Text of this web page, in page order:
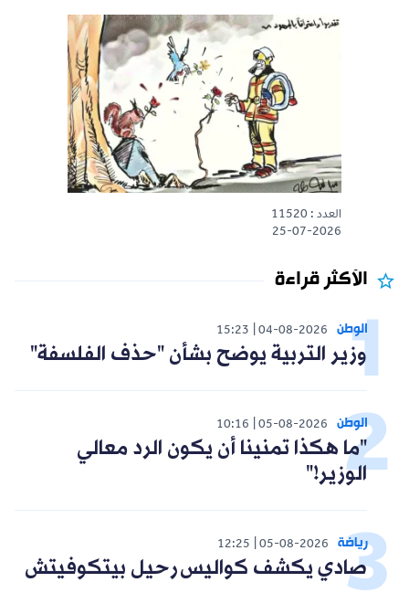
العدد : 11520
25-07-2026
الأكثر قراءة
الوطن 04-08-2026
15:23
وزير التربية يوضح بشأن "حذف الفلسفة"
الوطن 05-08-2026
10:16
"ما هكذا تمنينا أن يكون الرد معالي
الوزير!"
رياضة 05-08-2026
12:25
صادي يكشف كواليس رحيل بيتكوفيتش